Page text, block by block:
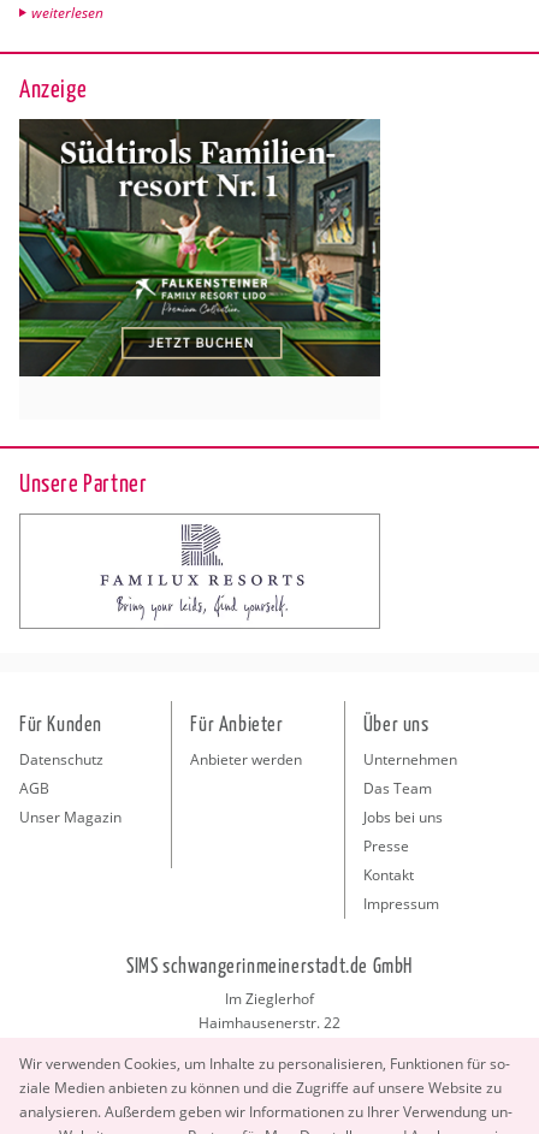
wei­ter­le­sen
Anzeige
Unsere Partner
Wir ver­wen­den Coo­kies, um In­hal­te zu per­so­na­li­sie­ren, Funk­tio­nen für so­
zia­le Me­di­en an­bie­ten zu kön­nen und die Zu­grif­fe auf un­se­re Web­site zu
ana­ly­sie­ren. Au­ßer­dem geben wir In­for­ma­tio­nen zu Ihrer Ver­wen­dung un­
Für Kunden
Datenschutz
AGB
Unser Magazin
Für Anbieter
Anbieter werden
Über uns
Unternehmen
Das Team
Jobs bei uns
Presse
Kontakt
Impressum
SIMS schwangerinmeinerstadt.de GmbH
Im Zieglerhof
Haimhausenerstr. 22
info@schwangerinmeinerstadt.de